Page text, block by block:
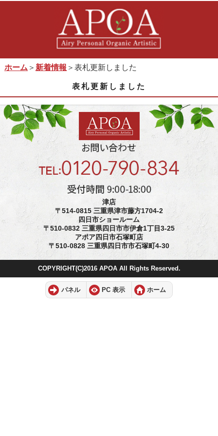
ホーム ＞ 新着情報 ＞表札更新しました
表札更新しました
津店
〒514-0815 三重県津市藤方1704-2
四日市ショールーム
〒510-0832 三重県四日市市伊倉1丁目3-25
アポア四日市石塚町店
〒510-0828 三重県四日市市石塚町4-30
COPYRIGHT(C)2016 APOA All Rights Reserved.
パネル PC 表示 ホーム